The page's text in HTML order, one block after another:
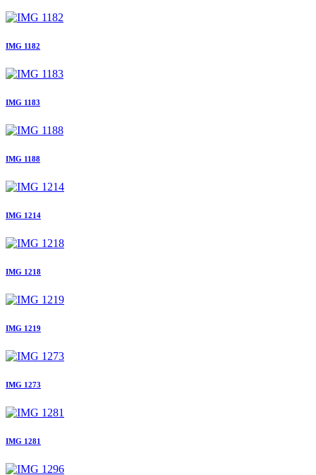
IMG 1182
IMG 1183
IMG 1188
IMG 1214
IMG 1218
IMG 1219
IMG 1273
IMG 1281